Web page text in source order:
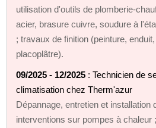
utilisation d'outils de
acier, brasure cuivre, soudure à
; travaux de finition (peinture,
placoplâtre).
09/2025 - 12/2025 : Technicien de
climatisation chez Therm'azur
Dépannage, entretien et installation
interventions sur pompes à chaleur